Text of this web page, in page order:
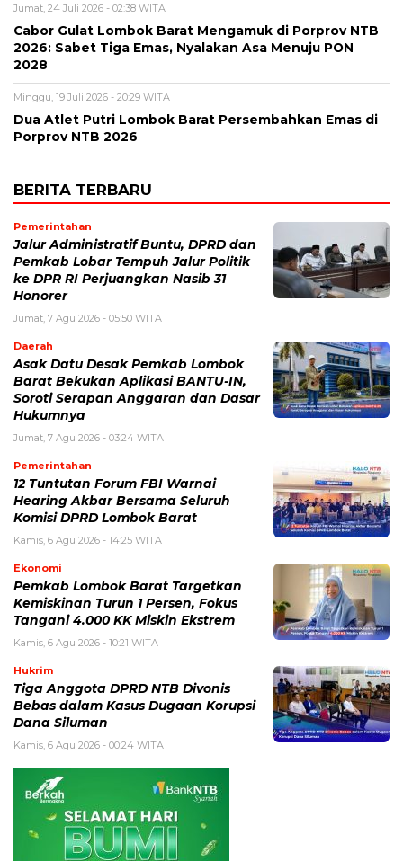
Jumat, 24 Juli 2026 - 02:38 WITA
Cabor Gulat Lombok Barat Mengamuk di Porprov NTB
2026: Sabet Tiga Emas, Nyalakan Asa Menuju PON
2028
Minggu, 19 Juli 2026 - 20:29 WITA
Dua Atlet Putri Lombok Barat Persembahkan Emas di
Porprov NTB 2026
BERITA TERBARU
Pemerintahan
Jalur Administratif Buntu, DPRD dan
Pemkab Lobar Tempuh Jalur Politik
ke DPR RI Perjuangkan Nasib 31
Honorer
Jumat, 7 Agu 2026 - 05:50 WITA
Daerah
Asak Datu Desak Pemkab Lombok
Barat Bekukan Aplikasi BANTU-IN,
Soroti Serapan Anggaran dan Dasar
Hukumnya
Jumat, 7 Agu 2026 - 03:24 WITA
Pemerintahan
12 Tuntutan Forum FBI Warnai
Hearing Akbar Bersama Seluruh
Komisi DPRD Lombok Barat
Kamis, 6 Agu 2026 - 14:25 WITA
Ekonomi
Pemkab Lombok Barat Targetkan
Kemiskinan Turun 1 Persen, Fokus
Tangani 4.000 KK Miskin Ekstrem
Kamis, 6 Agu 2026 - 10:21 WITA
Hukrim
Tiga Anggota DPRD NTB Divonis
Bebas dalam Kasus Dugaan Korupsi
Dana Siluman
Kamis, 6 Agu 2026 - 00:24 WITA